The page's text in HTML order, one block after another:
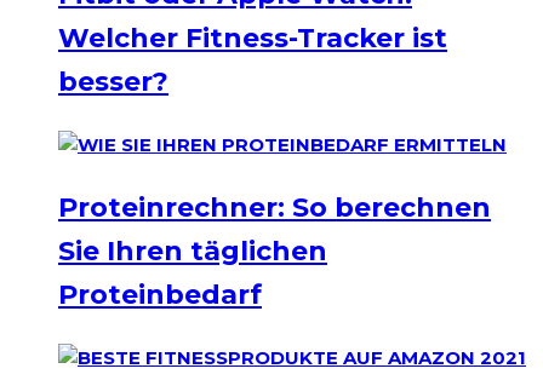
Welcher Fitness-Tracker ist
besser?
Proteinrechner: So berechnen
Sie Ihren täglichen
Proteinbedarf